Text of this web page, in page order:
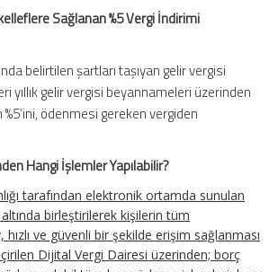
Sağlanan %5 Vergi İndirimi
belirtilen şartları taşıyan gelir vergisi
yıllık gelir vergisi beyannameleri üzerinden
ödenmesi gereken vergiden
Hangi İşlemler Yapılabilir?
tarafından elektronik ortamda sunulan
birleştirilerek kişilerin tüm
ve güvenli bir şekilde erişim sağlanması
Dijital Vergi Dairesi üzerinden; borç